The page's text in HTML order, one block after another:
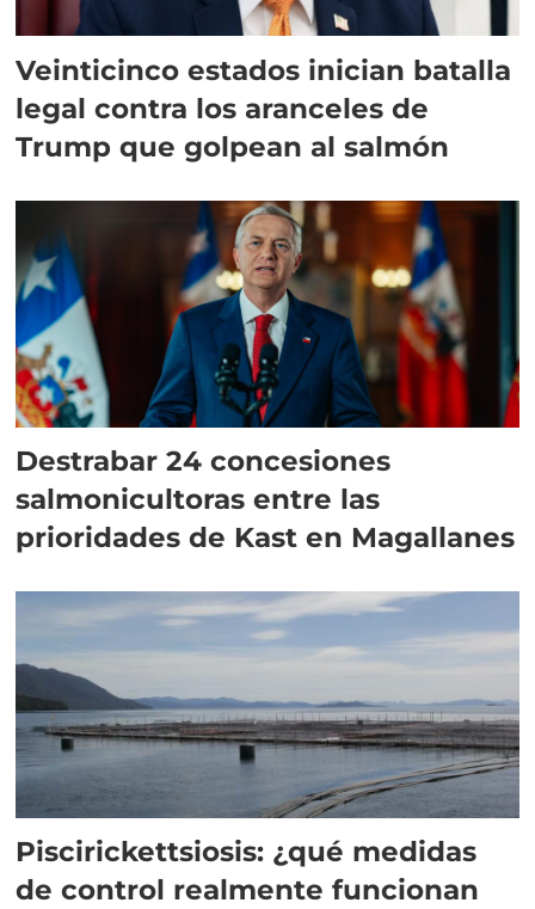
Veinticinco estados inician batalla
legal contra los aranceles de
Trump que golpean al salmón
Destrabar 24 concesiones
salmonicultoras entre las
prioridades de Kast en Magallanes
Piscirickettsiosis: ¿qué medidas
de control realmente funcionan